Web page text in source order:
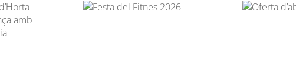
Festa del Fitnes
2026
Oferta